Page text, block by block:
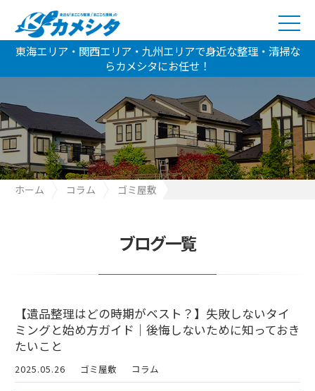
東海エリア・関西エリア・九州エリアで身近な整理・清掃な
らカメシタにお任せ！
ホーム コラム
ゴミ屋敷
ブログ一覧
【遺品整理はどの時期がベスト？】失敗しないタイ
ミングと始め方ガイド｜後悔しないために知っておき
たいこと
2025.05.26 ゴミ屋敷 コラム